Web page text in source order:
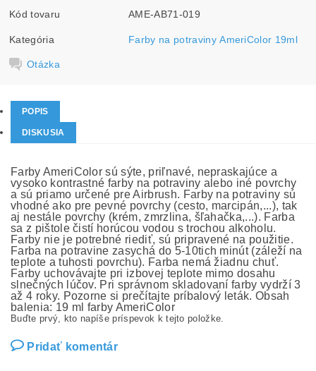
Kód tovaru AME-AB71-019
Kategória Farby na potraviny AmeriColor 19ml
Otázka
POPIS
DISKUSIA
Farby AmeriColor sú sýte, priľnavé, nepraskajúce a
vysoko kontrastné farby na potraviny alebo iné povrchy
a sú priamo určené pre Airbrush. Farby na potraviny sú
vhodné ako pre pevné povrchy (cesto, marcipán,...), tak
aj nestále povrchy (krém, zmrzlina, šľahačka,...). Farba
sa z pištole čistí horúcou vodou s trochou alkoholu.
Farby nie je potrebné riediť, sú pripravené na použitie.
Farba na potravine zasychá do 5-10tich minút (záleží na
teplote a tuhosti povrchu). Farba nemá žiadnu chuť.
Farby uchovávajte pri izbovej teplote mimo dosahu
slnečných lúčov. Pri správnom skladovaní farby vydrží 3
až 4 roky. Pozorne si prečítajte príbalový leták. Obsah
balenia: 19 ml farby AmeriColor
Buďte prvý, kto napíše príspevok k tejto položke.
Pridať komentár